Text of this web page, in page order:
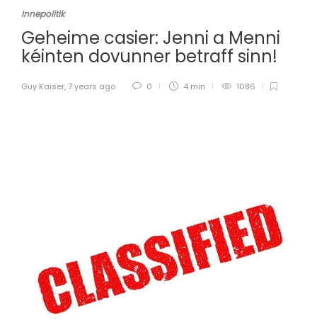
Innepolitik
Geheime casier: Jenni a Menni
kéinten dovunner betraff sinn!
Guy Kaiser, 7 years ago 0 4 min 1086